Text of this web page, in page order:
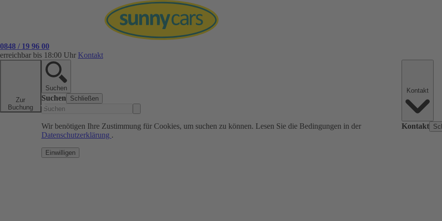
0848 / 19 96 00
erreichbar bis 18:00 Uhr Kontakt
Zur
Buchung
Suchen
Suchen Schließen
Wir benötigen Ihre Zustimmung für Cookies, um suchen zu können. Lesen Sie die Bedingungen in der
Datenschutzerklärung .
Einwilligen
Kontakt